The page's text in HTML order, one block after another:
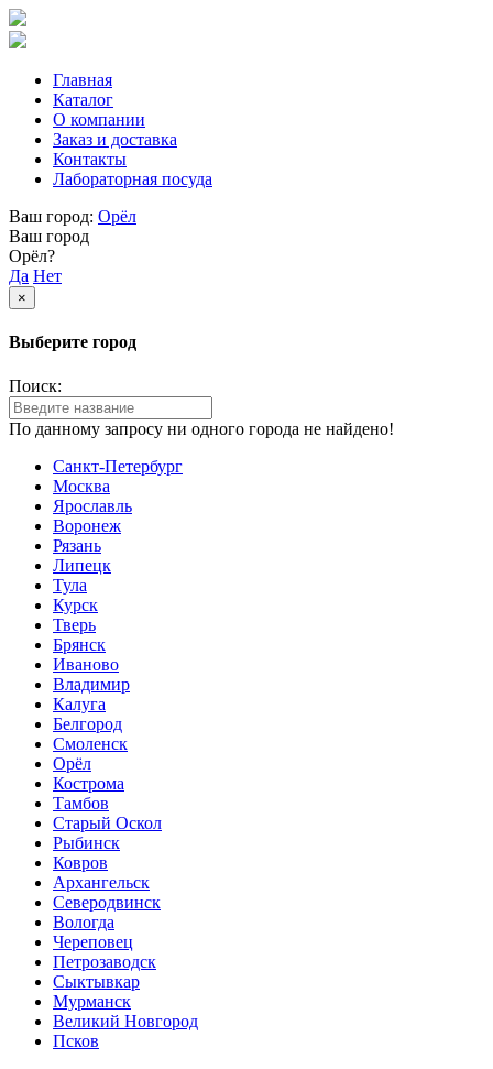
Главная
Каталог
О компании
Заказ и доставка
Контакты
Лабораторная посуда
Ваш город: Орёл
Ваш город
Орёл?
Да Нет
×
Выберите город
Поиск:
По данному запросу ни одного города не найдено!
Санкт-Петербург
Москва
Ярославль
Воронеж
Рязань
Липецк
Тула
Курск
Тверь
Брянск
Иваново
Владимир
Калуга
Белгород
Смоленск
Орёл
Кострома
Тамбов
Старый Оскол
Рыбинск
Ковров
Архангельск
Северодвинск
Вологда
Череповец
Петрозаводск
Сыктывкар
Мурманск
Великий Новгород
Псков